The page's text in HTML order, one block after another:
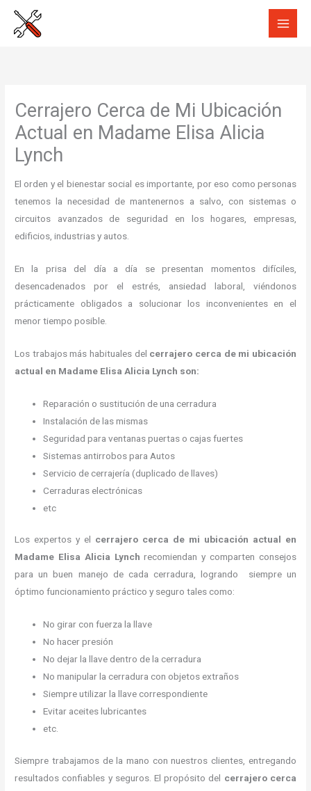
Cerrajero Cerca de Mi Ubicación
Actual en Madame Elisa Alicia
Lynch
El orden y el bienestar social es importante, por eso como personas
tenemos la necesidad de mantenernos a salvo, con sistemas o
circuitos avanzados de seguridad en los hogares, empresas,
edificios, industrias y autos.
En la prisa del día a día se presentan momentos difíciles,
desencadenados por el estrés, ansiedad laboral, viéndonos
prácticamente obligados a solucionar los inconvenientes en el
menor tiempo posible.
Los trabajos más habituales del cerrajero cerca de mi ubicación
actual en Madame Elisa Alicia Lynch son:
Reparación o sustitución de una cerradura
Instalación de las mismas
Seguridad para ventanas puertas o cajas fuertes
Sistemas antirrobos para Autos
Servicio de cerrajería (duplicado de llaves)
Cerraduras electrónicas
etc
Los expertos y el cerrajero cerca de mi ubicación actual en
Madame Elisa Alicia Lynch recomiendan y comparten consejos
para un buen manejo de cada cerradura, logrando siempre un
óptimo funcionamiento práctico y seguro tales como:
No girar con fuerza la llave
No hacer presión
No dejar la llave dentro de la cerradura
No manipular la cerradura con objetos extraños
Siempre utilizar la llave correspondiente
Evitar aceites lubricantes
etc.
Siempre trabajamos de la mano con nuestros clientes, entregando
resultados confiables y seguros. El propósito del cerrajero cerca